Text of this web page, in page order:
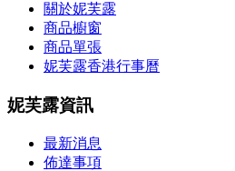
關於妮芙露
商品櫥窗
商品單張
妮芙露香港行事曆
妮芙露資訊
最新消息
佈達事項